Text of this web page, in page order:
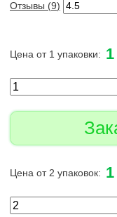
Отзывы (9)
Цена от 1 упаковки:
Цена от 2 упаковок: